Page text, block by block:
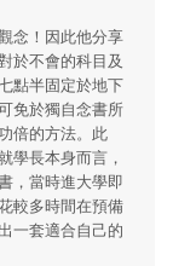
念！因此他分享
於不會的科目及
點半固定於地下
免於獨自念書所
倍的方法。此
學長本身而言，
，當時進大學即
較多時間在預備
一套適合自己的